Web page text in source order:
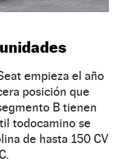
empieza el año
posición que
B tienen
todocamino se
de hasta 150 CV